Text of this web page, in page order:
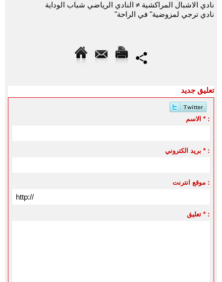
نادي الاشبال المراكشية ≠ النادي الرياضي شباب الوداية
نادي ترجي لمزوضية" في الراحة"
تعليق جديد
الاسم * :
بريد الكتروني * :
موقع انترنت :
تعليق * :